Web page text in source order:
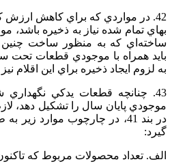
42. در مواردي‌ كه‌ براي‌ كاهش‌ ارزش‌
بهاي‌ تمام‌ شده‌ نياز به‌ ذخيره‌
ساخته‌اي‌ كه‌ به منظور ساخت‌
بايد همراه‌ با موجودي‌ قطعات‌
به‌ لزوم‌ ايجاد ذخيره‌ براي‌ اين‌ اقلام‌
43. چنانچه‌ قطعات‌ يدكي‌
موجودي‌ پايان‌ سال‌ را تشكيل‌ دهد،
در بند 41، در چارچوب‌ موارد
گيرد:
الف. تعداد محصولات‌ مربوط‌ كه‌